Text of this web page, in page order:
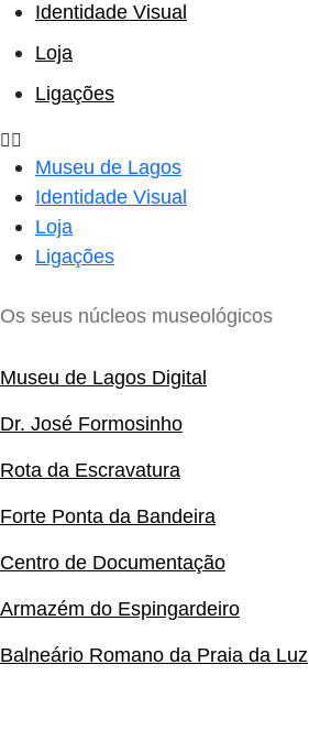
Identidade Visual
Loja
Ligações
Museu de Lagos
Identidade Visual
Loja
Ligações
Os seus núcleos museológicos
Museu de Lagos Digital
Dr. José Formosinho
Rota da Escravatura
Forte Ponta da Bandeira
Centro de Documentação
Armazém do Espingardeiro
Balneário Romano da Praia da Luz